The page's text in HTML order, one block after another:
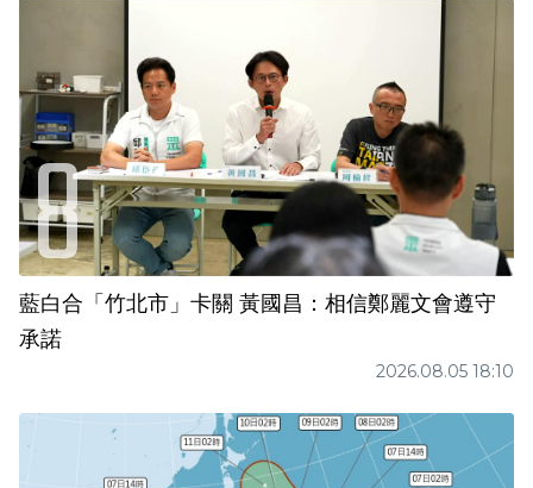
藍白合「竹北市」卡關 黃國昌：相信鄭麗文會遵守
承諾
2026.08.05 18:10